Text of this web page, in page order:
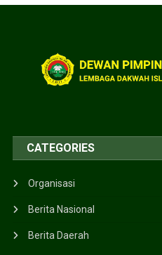
CATEGORIES
Organisasi
Berita Nasional
Berita Daerah